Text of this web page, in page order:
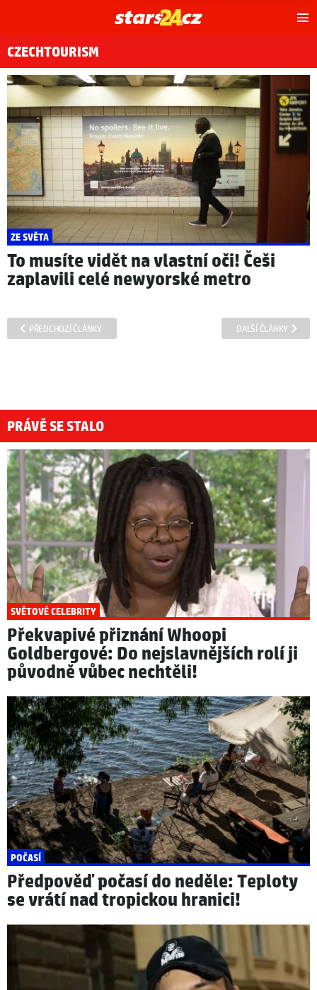
CZECHTOURISM
ZE SVĚTA
To musíte vidět na vlastní oči! Češi
zaplavili celé newyorské metro
PŘEDCHOZÍ ČLÁNKY DALŠÍ ČLÁNKY
PRÁVĚ SE STALO
SVĚTOVÉ CELEBRITY
Překvapivé přiznání Whoopi
Goldbergové: Do nejslavnějších rolí ji
původně vůbec nechtěli!
POČASÍ
Předpověď počasí do neděle: Teploty
se vrátí nad tropickou hranici!